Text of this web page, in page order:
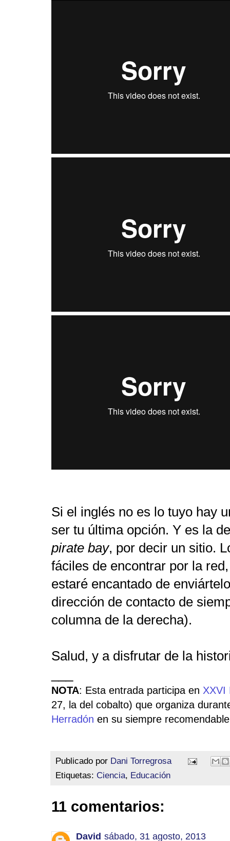
Si el inglés no es lo tuyo hay
ser tu última opción. Y es la
pirate bay, por decir un sitio.
fáciles de encontrar por la
estaré encantado de
dirección de contacto de
columna de la derecha).
Salud, y a disfrutar de la
NOTA: Esta entrada participa en XXVI
27, la del cobalto) que organiza
Herradón en su siempre
Publicado por Dani Torregrosa
Etiquetas: Ciencia, Educación
11 comentarios:
David sábado, 31 agosto, 2013